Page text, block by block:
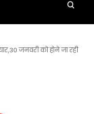
जनवरी को होने जा रही